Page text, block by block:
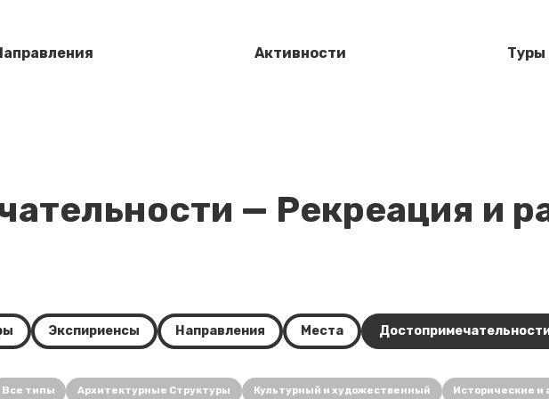
Активности Туры
— Рекреация и
Экспириенсы Направления Места
Все типы Архитектурные Структуры Культурный и художественный Исторические и